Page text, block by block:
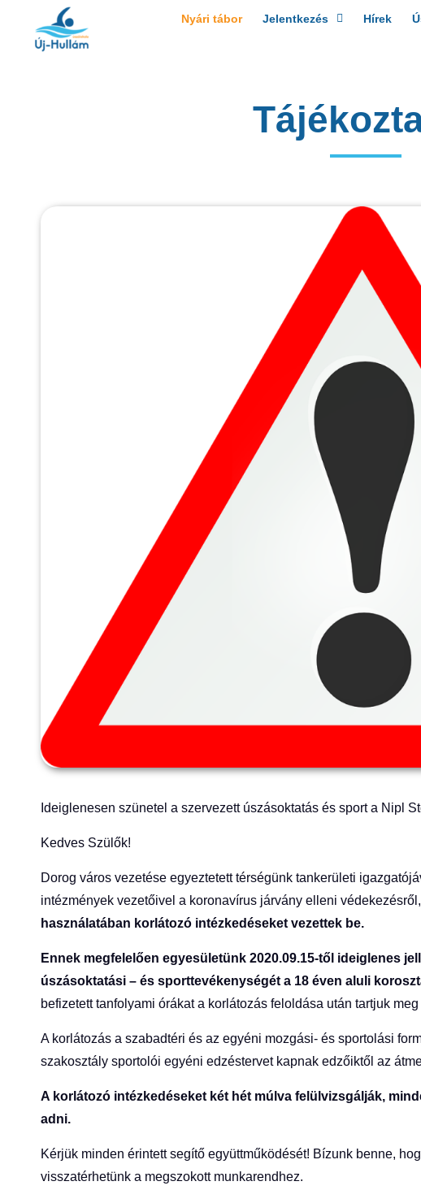
Nyári tábor Jelentkezés Hírek
Ideiglenesen szünetel a szervezett úszásoktatás és sport a Nipl
Kedves Szülők!
Dorog város vezetése egyeztetett térségünk tankerületi
intézmények vezetőivel a koronavírus járvány elleni
használatában korlátozó intézkedéseket vezettek be.
Ennek megfelelően egyesületünk 2020.09.15-től ideiglenes
úszásoktatási – és sporttevékenységét a 18 éven aluli
befizetett tanfolyami órákat a korlátozás feloldása után tartjuk
A korlátozás a szabadtéri és az egyéni mozgási- és sportolási
szakosztály sportolói egyéni edzéstervet kapnak edzőiktől az
A korlátozó intézkedéseket két hét múlva felülvizsgálják,
adni.
Kérjük minden érintett segítő együttműködését! Bízunk benne,
visszatérhetünk a megszokott munkarendhez.